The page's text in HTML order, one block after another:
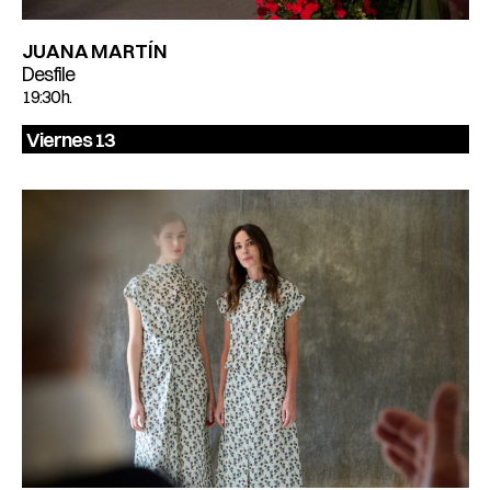
JUANA MARTÍN
Desfile
19:30 h.
Viernes 13